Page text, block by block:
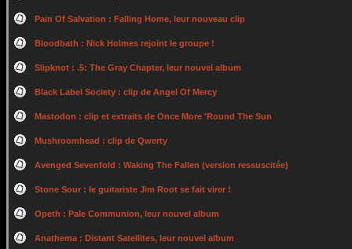
Pain Of Salvation : Falling Home, leur nouveau clip
Bloodbath : Nick Holmes rejoint le groupe !
Slipknot : .5: The Gray Chapter, leur nouvel album
Black Label Society : clip de Angel Of Mercy
Mastodon : clip et extraits de Once More 'Round The Sun
Mushroomhead : clip de Qwerty
Avenged Sevenfold : Waking The Fallen (version ressuscitée)
Stone Sour : le guitariste Jim Root se fait virer !
Opeth : Pale Communion, leur nouvel album
Anathema : Distant Satellites, leur nouvel album